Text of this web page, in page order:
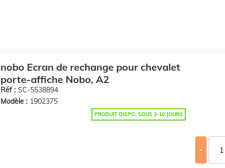
nobo Ecran de rechange pour chevalet
porte-affiche Nobo, A2
Réf : SC-5538894
Modèle : 1902375
PRODUIT DISPO. SOUS 2-10 JOURS
-